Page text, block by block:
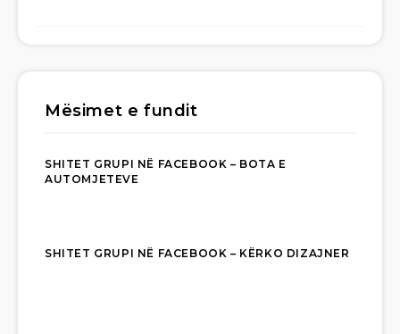
Mësimet e fundit
SHITET GRUPI NË FACEBOOK – BOTA E
AUTOMJETEVE
SHITET GRUPI NË FACEBOOK – KËRKO DIZAJNER